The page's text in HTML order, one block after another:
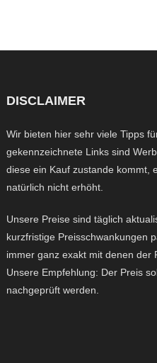
DISCLAIMER
Wir bieten hier sehr viele Tipps
gekennzeichnete Links sind
diese ein Kauf zustande kommt,
natürlich nicht erhöht.
Unsere Preise sind täglich
kurzfristige Preisschwankungen
immer ganz exakt mit denen der
Unsere Empfehlung: Der Preis
nachgeprüft werden.